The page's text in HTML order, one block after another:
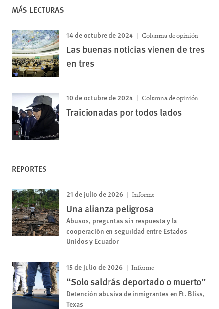
MÁS LECTURAS
14 de octubre de 2024 Columna de opinión
Las buenas noticias vienen de tres
en tres
10 de octubre de 2024 Columna de opinión
Traicionadas por todos lados
REPORTES
21 de julio de 2026 Informe
Una alianza peligrosa
Abusos, preguntas sin respuesta y la
cooperación en seguridad entre Estados
Unidos y Ecuador
15 de julio de 2026 Informe
“Solo saldrás deportado o muerto”
Detención abusiva de inmigrantes en Ft. Bliss,
Texas